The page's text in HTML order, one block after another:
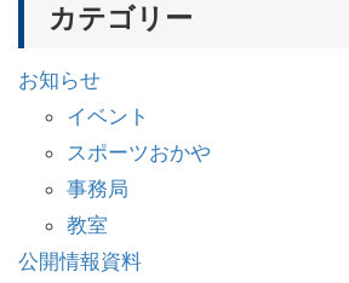
カテゴリー
お知らせ
イベント
スポーツおかや
事務局
教室
公開情報資料